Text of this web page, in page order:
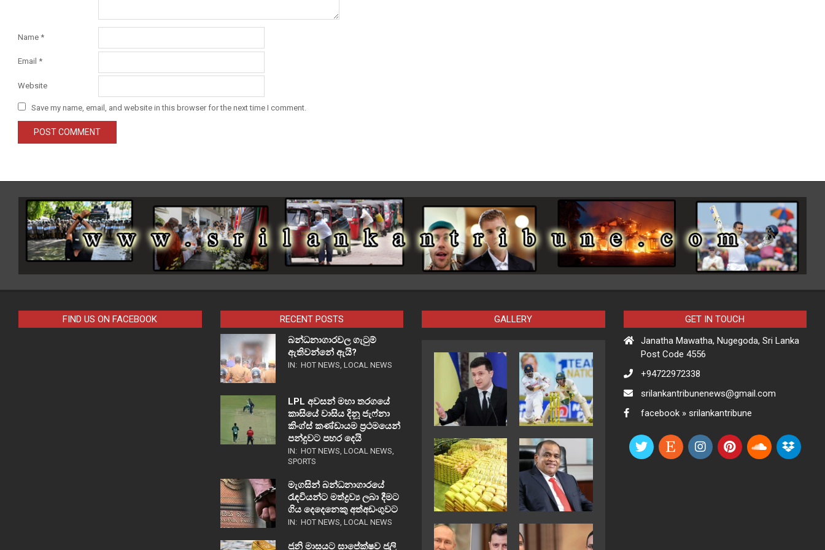
Name *
Email *
Website
Save my name, email, and website in this browser for the next time I comment.
FIND US ON FACEBOOK
RECENT POSTS
බන්ධනාගාරවල ගැටුම්
ඇතිවන්නේ ඇයි?
IN: HOT NEWS, LOCAL NEWS
LPL අවසන් මහා තරගයේ
කාසියේ වාසිය දිනූ ජැෆ්නා
කිංග්ස් කණ්ඩායම ප්‍රථමයෙන්
පන්දුවට පහර දෙයි
IN: HOT NEWS, LOCAL NEWS,
SPORTS
මැගසින් බන්ධනාගාරයේ
රැඳවියන්ට මත්ද්‍රව්‍ය ලබා දීමට
ගිය දෙදෙනෙකු අත්අඩංගුවට
IN: HOT NEWS, LOCAL NEWS
ජුනි මාසයට සාපේක්ෂව ජූලි
GALLERY
GET IN TOUCH
Janatha Mawatha, Nugegoda, Sri Lanka
Post Code 4556
+94722972338
srilankantribunenews@gmail.com
facebook » srilankantribune